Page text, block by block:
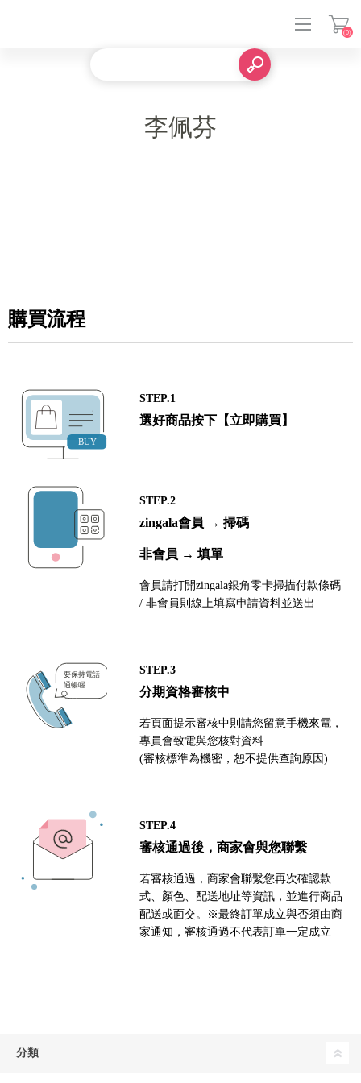
(0)
李佩芬
購買流程
STEP.1
選好商品按下【立即購買】
STEP.2
zingala會員 → 掃碼
非會員 → 填單
會員請打開zingala銀角零卡掃描付款條碼
/ 非會員則線上填寫申請資料並送出
STEP.3
分期資格審核中
若頁面提示審核中則請您留意手機來電，
專員會致電與您核對資料
(審核標準為機密，恕不提供查詢原因)
STEP.4
審核通過後，商家會與您聯繫
若審核通過，商家會聯繫您再次確認款
式、顏色、配送地址等資訊，並進行商品
配送或面交。※最終訂單成立與否須由商
家通知，審核通過不代表訂單一定成立
分類